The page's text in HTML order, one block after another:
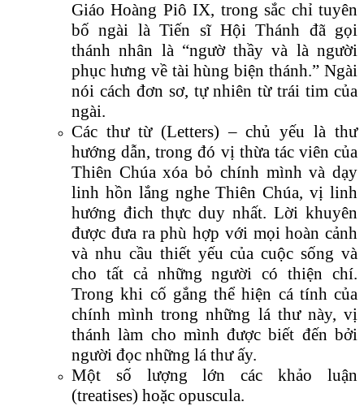
Giáo Hoàng Piô IX, trong sắc chỉ tuyên
bố ngài là Tiến sĩ Hội Thánh đã gọi
thánh nhân là “ngườ thầy và là người
phục hưng về tài hùng biện thánh.” Ngài
nói cách đơn sơ, tự nhiên từ trái tim của
ngài.
Các thư từ (Letters) – chủ yếu là thư
hướng dẫn, trong đó vị thừa tác viên của
Thiên Chúa xóa bỏ chính mình và dạy
linh hồn lắng nghe Thiên Chúa, vị linh
hướng đich thực duy nhất. Lời khuyên
được đưa ra phù hợp với mọi hoàn cảnh
và nhu cầu thiết yếu của cuộc sống và
cho tất cả những người có thiện chí.
Trong khi cố gắng thể hiện cá tính của
chính mình trong những lá thư này, vị
thánh làm cho mình được biết đến bởi
người đọc những lá thư ấy.
Một số lượng lớn các khảo luận
(treatises) hoặc opuscula.